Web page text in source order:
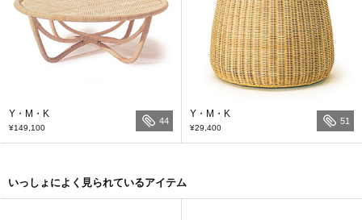
Y・M・K
¥149,100
44
Y・M・K
¥29,400
51
いっしょによく見られているアイテム